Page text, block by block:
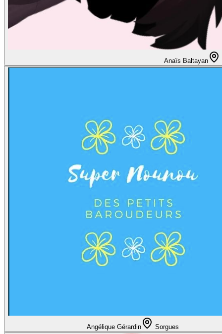
Anaïs Baltayan
Angélique Gérardin Sorgues